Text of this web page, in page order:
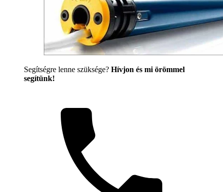
Segítségre lenne szüksége? Hívjon és mi örömmel
segítünk!